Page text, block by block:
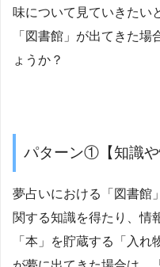
味について見ていきたい
「図書館」が出てきた
ょうか？
パターン①【知識や
夢占いにおける「図書館
関する知識を得たり、情
「本」を貯蔵する「入